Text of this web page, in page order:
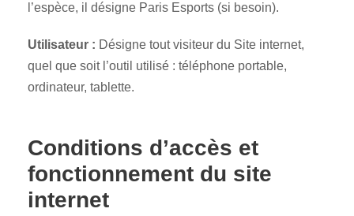
l’espèce, il désigne Paris Esports (si besoin).
Utilisateur : Désigne tout visiteur du Site internet,
quel que soit l’outil utilisé : téléphone portable,
ordinateur, tablette.
Conditions d’accès et
fonctionnement du site
internet